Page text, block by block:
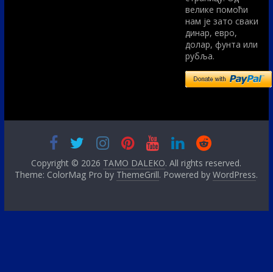
велике помоћи
нам је зато сваки
динар, евро,
долар, фунта или
рубља.
Copyright © 2026 TAMO DALEKO. All rights reserved.
Theme: ColorMag Pro by ThemeGrill. Powered byWordPress.